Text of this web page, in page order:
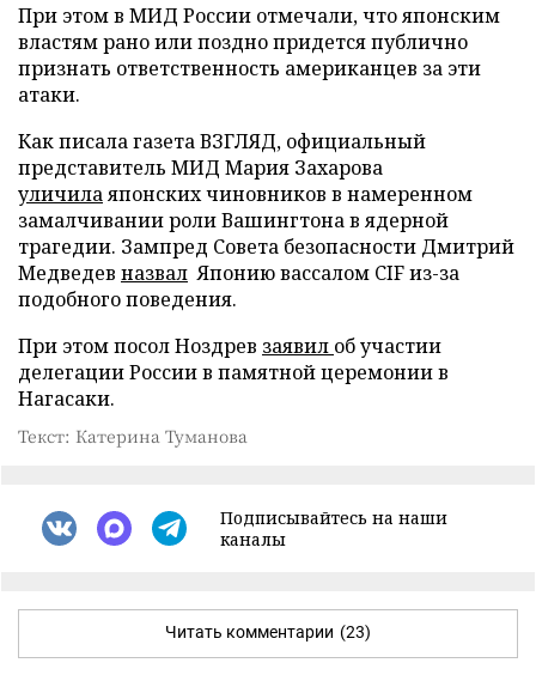
При этом в МИД России отмечали, что японским
властям рано или поздно придется публично
признать ответственность американцев за эти
атаки.
Как писала газета ВЗГЛЯД, официальный
представитель МИД Мария Захарова
уличилаяпонских чиновников в намеренном
замалчивании роли Вашингтона в ядерной
трагедии. Зампред Совета безопасности Дмитрий
Медведев назвал Японию вассалом CIF из-за
подобного поведения.
При этом посол Ноздрев заявил об участии
делегации России в памятной церемонии в
Нагасаки.
Текст: Катерина Туманова
Подписывайтесь на наши
каналы
Читать комментарии (23)